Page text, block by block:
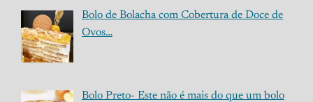
Bolo de Bolacha com Cobertura de Doce de
Ovos…
Bolo Preto- Este não é mais do que um bolo